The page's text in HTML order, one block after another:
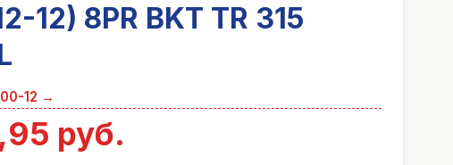
12) 8PR BKT TR 315
12 →
руб.